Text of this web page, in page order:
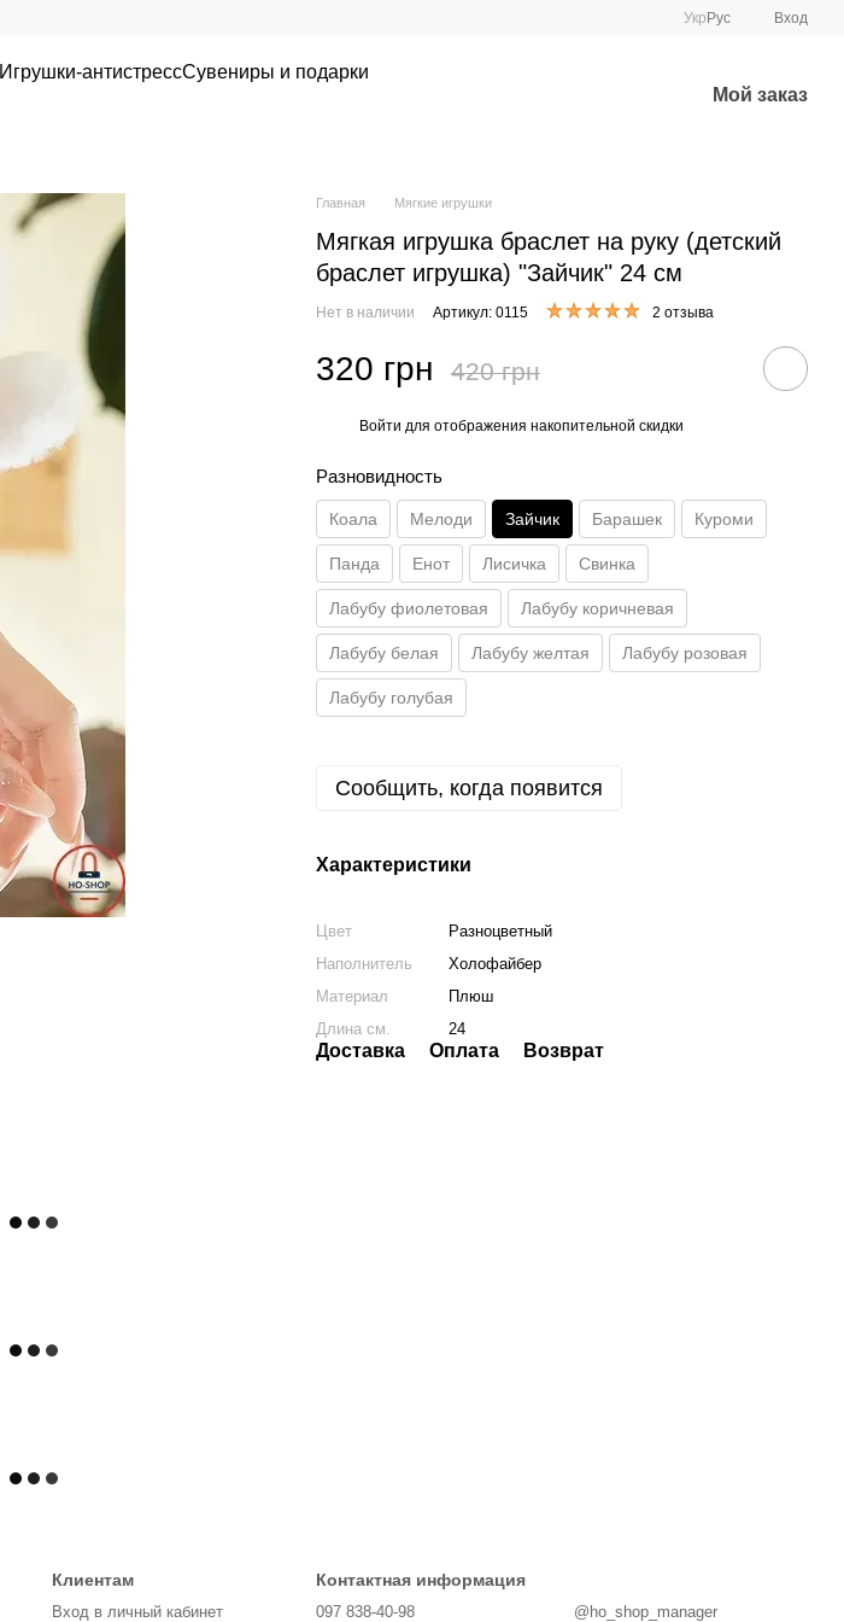
Укр Рус Вход
Игрушки-антистрессСувениры и подарки
Мой заказ
Главная Мягкие игрушки
Мягкая игрушка браслет на руку (детский
браслет игрушка) "Зайчик" 24 см
Нет в наличии Артикул: 0115 2 отзыва
320 грн 420 грн
Войти для отображения накопительной скидки
Разновидность
Коала Мелоди Зайчик Барашек Куроми
Панда Енот Лисичка Свинка
Лабубу фиолетовая Лабубу коричневая
Лабубу белая Лабубу желтая Лабубу розовая
Лабубу голубая
Сообщить, когда появится
Характеристики
Цвет
Разноцветный
Наполнитель
Холофайбер
Материал
Плюш
Длина см.
24
Доставка Оплата Возврат
Клиентам
Вход в личный кабинет
Контактная информация
097 838-40-98 @ho_shop_manager